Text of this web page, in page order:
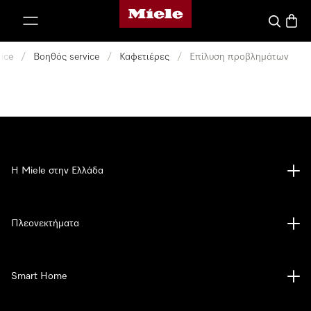
Αρχική σελίδα της Miele
/ Βοηθός service / Καφετιέρες / Επίλυση προβλημάτων
Η Miele στην Ελλάδα
Πλεονεκτήματα
Smart Home